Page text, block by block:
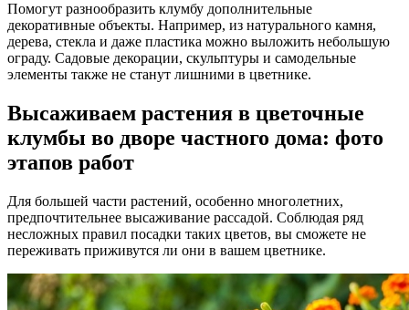
Помогут разнообразить клумбу дополнительные
декоративные объекты. Например, из натурального камня,
дерева, стекла и даже пластика можно выложить небольшую
ограду. Садовые декорации, скульптуры и самодельные
элементы также не станут лишними в цветнике.
Высаживаем растения в цветочные
клумбы во дворе частного дома: фото
этапов работ
Для большей части растений, особенно многолетних,
предпочтительнее высаживание рассадой. Соблюдая ряд
несложных правил посадки таких цветов, вы сможете не
переживать приживутся ли они в вашем цветнике.